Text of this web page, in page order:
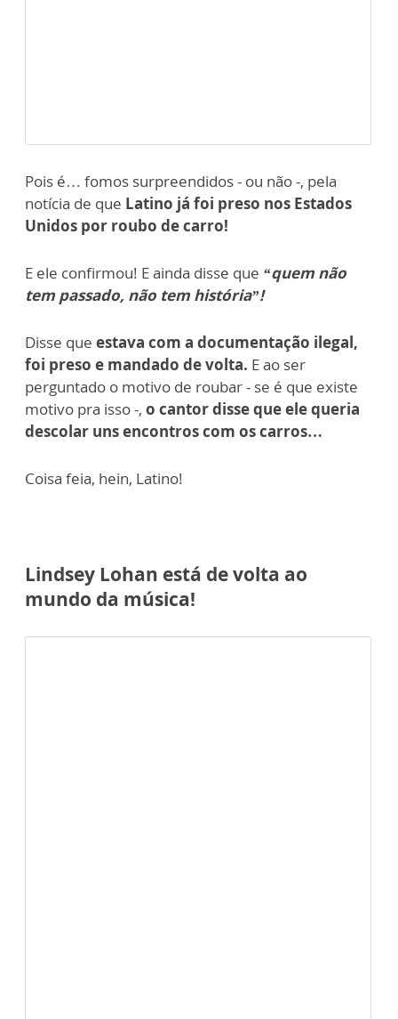
Pois é… fomos surpreendidos - ou não -, pela
notícia de que Latino já foi preso nos Estados
Unidos por roubo de carro!
E ele confirmou! E ainda disse que “quem não
tem passado, não tem história”!
Disse que estava com a documentação ilegal,
foi preso e mandado de volta. E ao ser
perguntado o motivo de roubar - se é que existe
motivo pra isso -, o cantor disse que ele queria
descolar uns encontros com os carros…
Coisa feia, hein, Latino!
Lindsey Lohan está de volta ao
mundo da música!